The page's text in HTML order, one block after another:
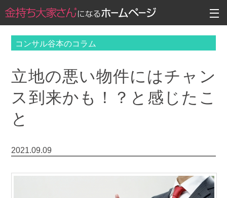
コンサル谷本のコラム
立地の悪い物件にはチャン
ス到来かも！？と感じたこ
と
2021.09.09